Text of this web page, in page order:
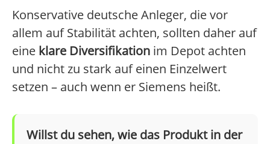
Konservative deutsche Anleger, die vor
allem auf Stabilität achten, sollten daher auf
eine klare Diversifikation im Depot achten
und nicht zu stark auf einen Einzelwert
setzen – auch wenn er Siemens heißt.
Willst du sehen, wie das Produkt in der